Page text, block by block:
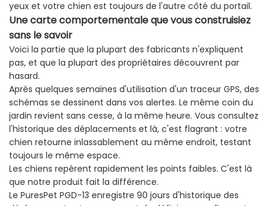
yeux et votre chien est toujours de l'autre côté du portail.
Unecartecomportementalequevousconstruisiez
sans lesavoir
Voici la partie que la plupart des fabricants n'expliquent
pas, et que la plupart des propriétaires découvrent par
hasard.
Après quelques semaines d'utilisation d'un traceur GPS, des
schémas se dessinent dans vos alertes. Le même coin du
jardin revient sans cesse, à la même heure. Vous consultez
l'historique des déplacements et là, c'est flagrant : votre
chien retourne inlassablement au même endroit, testant
toujours le même espace.
Les chiens repèrent rapidement les points faibles. C'est là
que notre produit fait la différence.
Le PuresPet PGD-13 enregistre 90 jours d'historique des